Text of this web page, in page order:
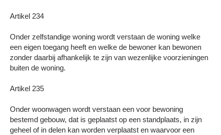
Artikel 234
Onder zelfstandige woning wordt verstaan de woning welke
een eigen toegang heeft en welke de bewoner kan bewonen
zonder daarbij afhankelijk te zijn van wezenlijke voorzieningen
buiten de woning.
Artikel 235
Onder woonwagen wordt verstaan een voor bewoning
bestemd gebouw, dat is geplaatst op een standplaats, in zijn
geheel of in delen kan worden verplaatst en waarvoor een